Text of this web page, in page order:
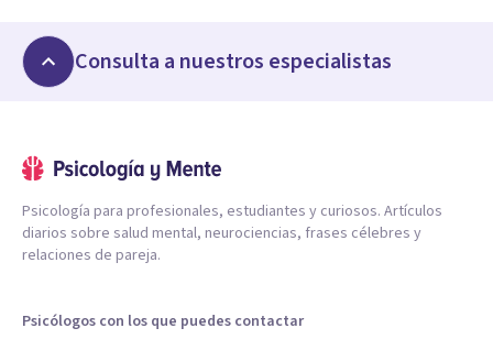
Consulta a nuestros especialistas
Psicología para profesionales, estudiantes y curiosos. Artículos
diarios sobre salud mental, neurociencias, frases célebres y
relaciones de pareja.
Psicólogos con los que puedes contactar